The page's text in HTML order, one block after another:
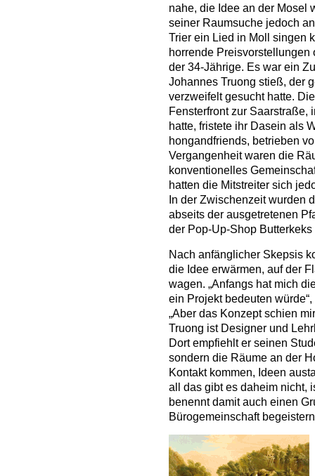
nahe, die Idee an der Mosel
seiner Raumsuche jedoch
Trier ein Lied in Moll singen
horrende Preisvorstellungen
der 34-Jährige. Es war ein
Johannes Truong stieß, der
verzweifelt gesucht hatte.
Fensterfront zur Saarstraße,
hatte, fristete ihr Dasein als
hongandfriends, betrieben
Vergangenheit waren die
konventionelles
hatten die Mitstreiter sich
In der Zwischenzeit wurden
abseits der ausgetretenen
der Pop-Up-Shop
Nach anfänglicher Skepsis
die Idee erwärmen, auf der
wagen. „Anfangs hat mich
ein Projekt bedeuten
„Aber das Konzept schien
Truong ist Designer und
Dort empfiehlt er seinen
sondern die Räume an der
Kontakt kommen, Ideen
all das gibt es daheim nicht,
benennt damit auch einen
Bürogemeinschaft